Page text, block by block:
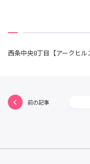
西条中央8丁目【アークヒ
前の記事